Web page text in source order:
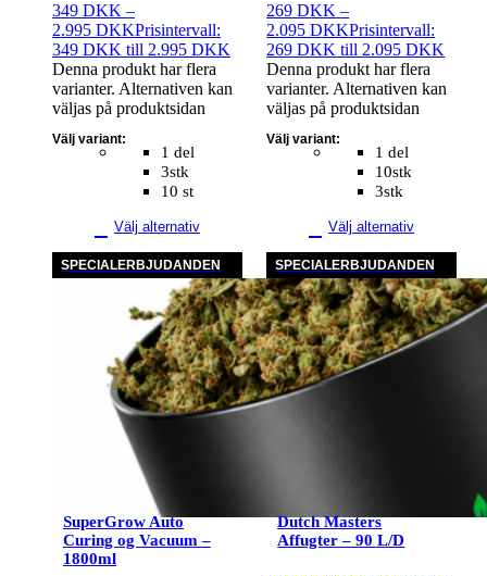
349 DKK –
2.995 DKKPrisintervall:
349 DKK till 2.995 DKK
1 del
3stk
10 st
Välj variant:
Välj alternativ
Denna produkt har flera
varianter. Alternativen kan
väljas på produktsidan
269DKK –
2.095DKKPrisintervall:
269 DKK till 2.095 DKK
1 del
10stk
3stk
Välj variant:
Välj alternativ
Denna produkt har flera
varianter. Alternativen kan
väljas på produktsidan
SPECIALERBJUDANDEN
SuperGrow Auto
Curing og Vacuum –
1800ml
SPECIALERBJUDANDEN
Dutch Masters
Affugter – 90 L/D